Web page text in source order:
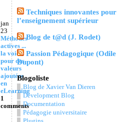
jan
23
Méthodes
actives ...
la voie
pour des
valeurs
ajoutées
en
eLearning
1
comments
Techniques innovantes pour
l’enseignement supérieur
Blog de t@d (J. Rodet)
Passion Pédagogique (Odile
Dupont)
Blogoliste
Blog de Xavier Van Dieren
Development Blog
Documentation
Pédagogie universitaire